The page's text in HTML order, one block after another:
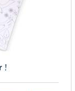
!